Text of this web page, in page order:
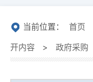
当前位置： 首页
开内容
> 政府采购